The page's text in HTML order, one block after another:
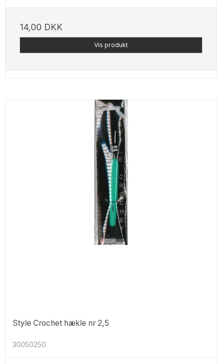
14,00 DKK
Vis produkt
Style Crochet hækle nr 2,5
30050250